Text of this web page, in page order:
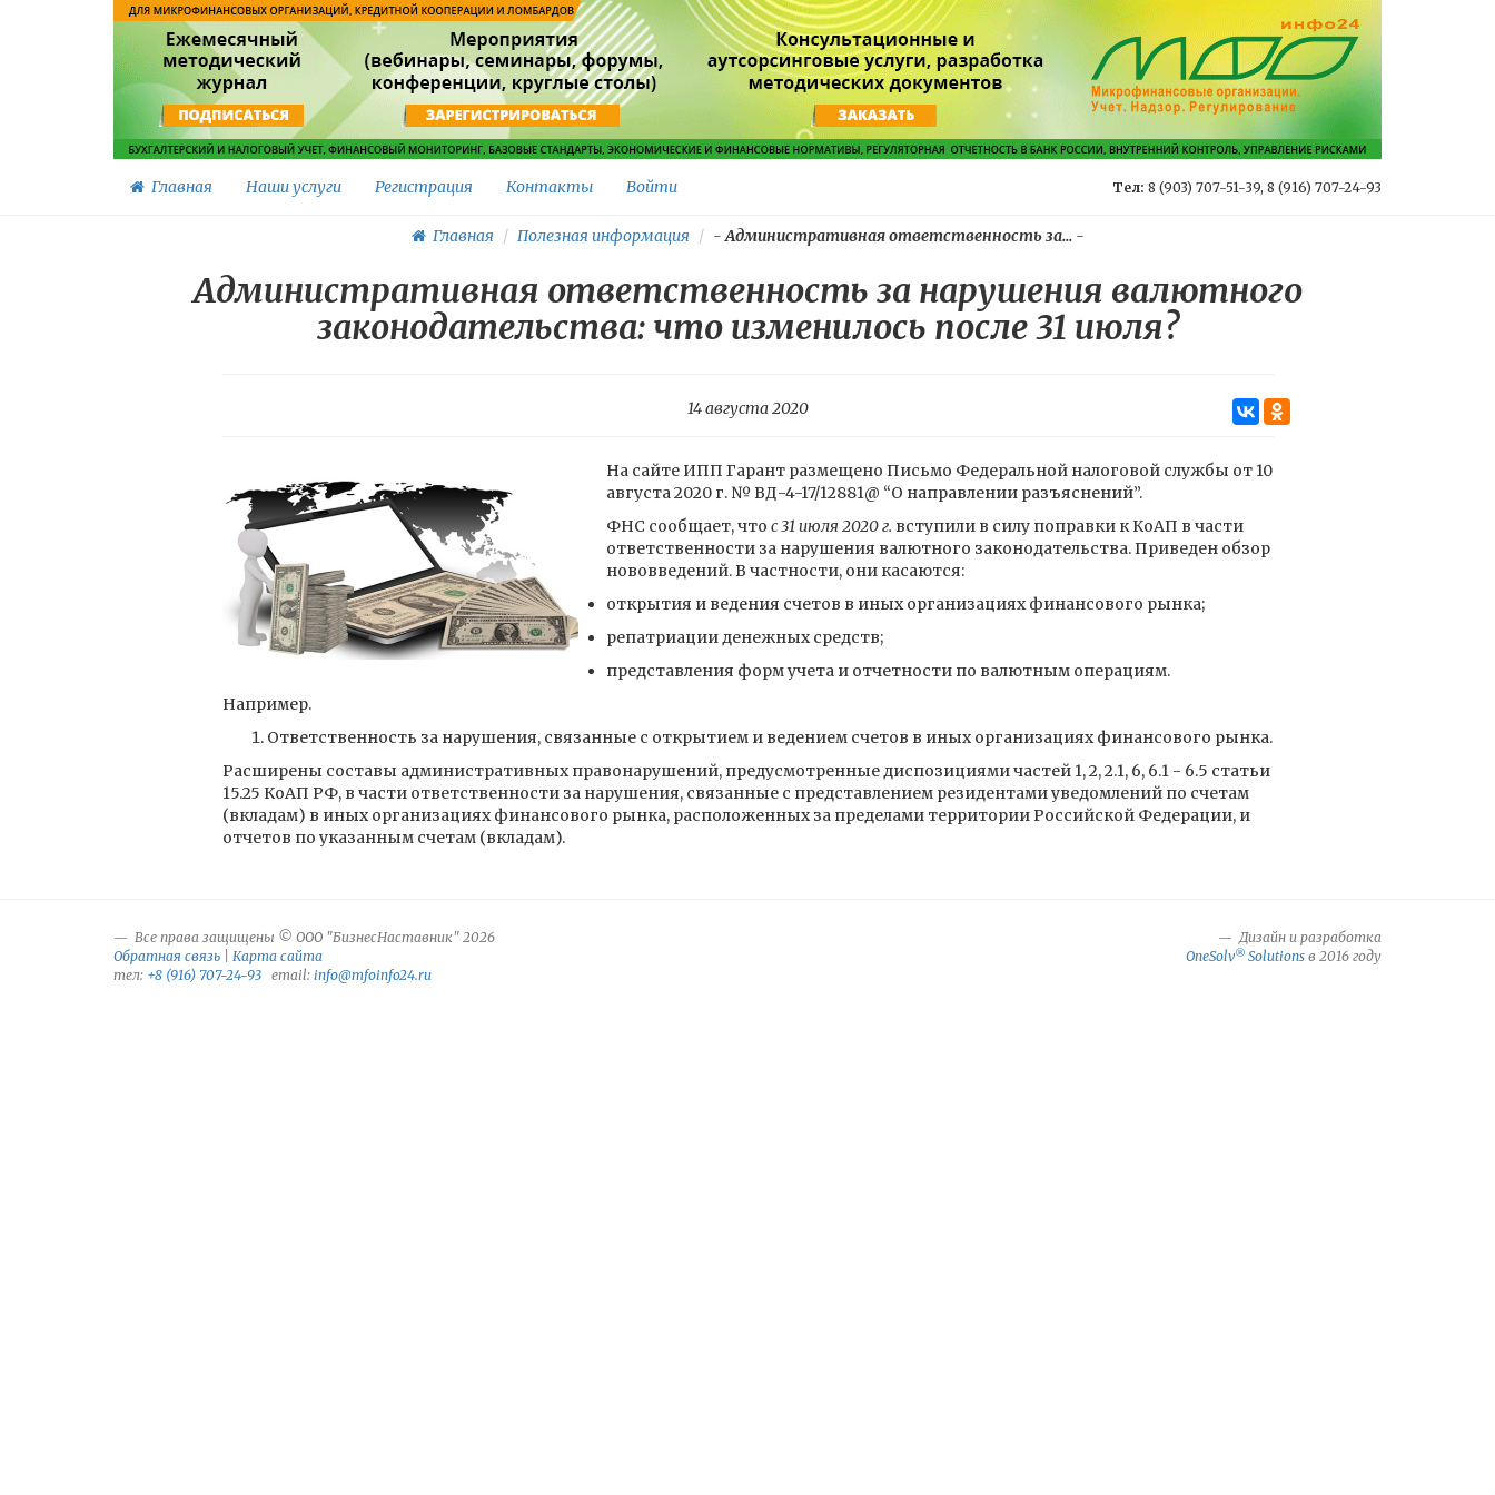
Главная Наши услуги Регистрация Контакты Войти Тел: 8 (903) 707-51-39, 8 (916) 707-24-93
Главная Полезная информация -Административная ответственность за...-
Административная ответственность за нарушения валютного
законодательства: что изменилось после 31 июля?
14 августа 2020
На сайте ИПП Гарант размещено Письмо Федеральной налоговой службы от 10
августа 2020 г. № ВД-4-17/12881@ “О направлении разъяснений”.
ФНС сообщает, что с 31 июля 2020 г. вступили в силу поправки к КоАП в части
ответственности за нарушения валютного законодательства. Приведен обзор
нововведений. В частности, они касаются:
открытия и ведения счетов в иных организациях финансового рынка;
репатриации денежных средств;
представления форм учета и отчетности по валютным операциям.
Например.
Ответственность за нарушения, связанные с открытием и ведением счетов в иных организациях финансового рынка.
Расширены составы административных правонарушений, предусмотренные диспозициями частей 1, 2, 2.1, 6, 6.1 - 6.5 статьи
15.25 КоАП РФ, в части ответственности за нарушения, связанные с представлением резидентами уведомлений по счетам
(вкладам) в иных организациях финансового рынка, расположенных за пределами территории Российской Федерации, и
отчетов по указанным счетам (вкладам).
Все права защищены © ООО "БизнесНаставник" 2026
Обратная связь
Карта сайта
тел: +8 (916) 707-24-93 email: info@mfoinfo24.ru
Дизайн и разработка
OneSolv® Solutions в 2016 году